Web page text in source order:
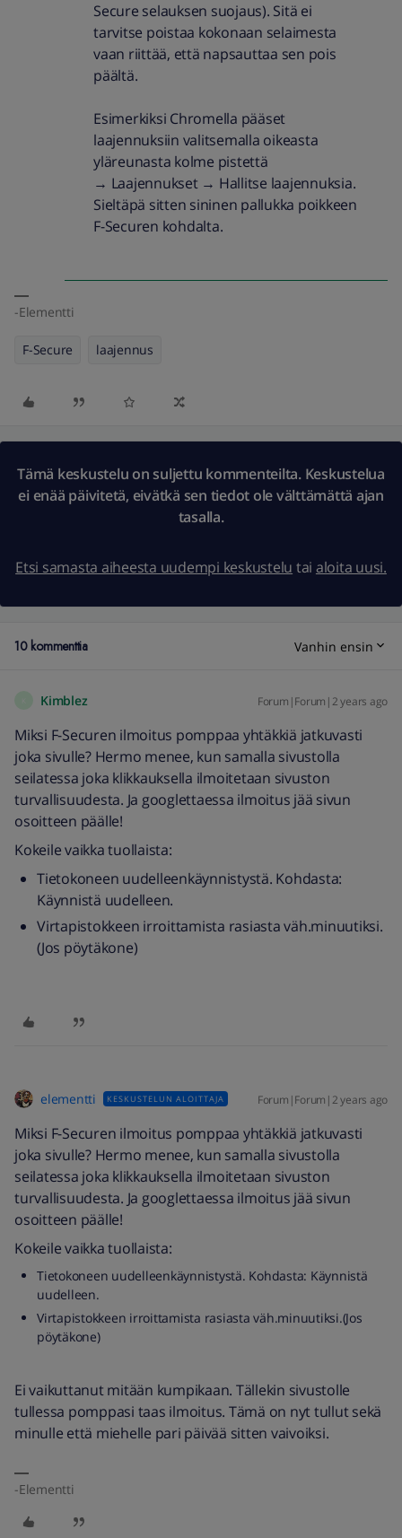
Secure selauksen suojaus). Sitä ei
tarvitse poistaa kokonaan selaimesta
vaan riittää, että napsauttaa sen pois
päältä.
Esimerkiksi Chromella pääset
laajennuksiin valitsemalla oikeasta
yläreunasta kolme pistettä
→ Laajennukset → Hallitse laajennuksia.
Sieltäpä sitten sininen pallukka poikkeen
F-Securen kohdalta.
-Elementti
F-Secure laajennus
Tämä keskustelu on suljettu kommenteilta. Keskustelua
ei enää päivitetä, eivätkä sen tiedot ole välttämättä ajan
tasalla.
Etsi samasta aiheesta uudempi keskustelu tai aloita uusi.
10 kommenttia Vanhin ensin
Kimblez Forum|Forum|2 years ago
Miksi F-Securen ilmoitus pomppaa yhtäkkiä jatkuvasti
joka sivulle? Hermo menee, kun samalla sivustolla
seilatessa joka klikkauksella ilmoitetaan sivuston
turvallisuudesta. Ja googlettaessa ilmoitus jää sivun
osoitteen päälle!
Kokeile vaikka tuollaista:
Tietokoneen uudelleenkäynnistystä. Kohdasta:
Käynnistä uudelleen.
Virtapistokkeen irroittamista rasiasta väh.minuutiksi.
(Jos pöytäkone)
elementti KESKUSTELUN ALOITTAJA Forum|Forum|2 years ago
Miksi F-Securen ilmoitus pomppaa yhtäkkiä jatkuvasti
joka sivulle? Hermo menee, kun samalla sivustolla
seilatessa joka klikkauksella ilmoitetaan sivuston
turvallisuudesta. Ja googlettaessa ilmoitus jää sivun
osoitteen päälle!
Kokeile vaikka tuollaista:
Tietokoneen uudelleenkäynnistystä. Kohdasta: Käynnistä
uudelleen.
Virtapistokkeen irroittamista rasiasta väh.minuutiksi.(Jos
pöytäkone)
Ei vaikuttanut mitään kumpikaan. Tällekin sivustolle
tullessa pomppasi taas ilmoitus. Tämä on nyt tullut sekä
minulle että miehelle pari päivää sitten vaivoiksi.
-Elementti